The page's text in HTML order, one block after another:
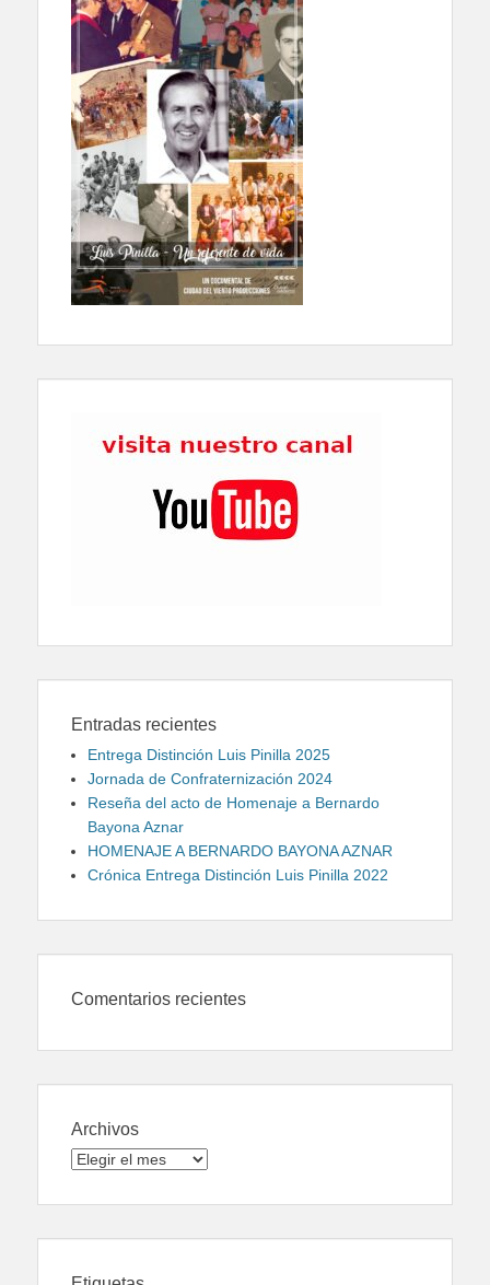
Entradas recientes
Entrega Distinción Luis Pinilla 2025
Jornada de Confraternización 2024
Reseña del acto de Homenaje a Bernardo
Bayona Aznar
HOMENAJE A BERNARDO BAYONA AZNAR
Crónica Entrega Distinción Luis Pinilla 2022
Comentarios recientes
Archivos
Archivos